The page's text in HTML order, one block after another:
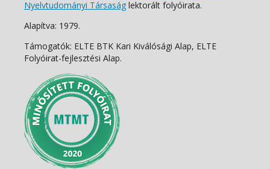
Nyelvtudományi Társaság lektorált folyóirata.
Alapítva: 1979.
Támogatók: ELTE BTK Kari Kiválósági Alap, ELTE
Folyóirat-fejlesztési Alap.